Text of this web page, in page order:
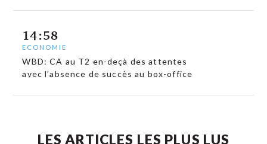
14:58
ECONOMIE
WBD: CA au T2 en-deçà des attentes
avec l’absence de succès au box-office
LES ARTICLES LES PLUS LUS